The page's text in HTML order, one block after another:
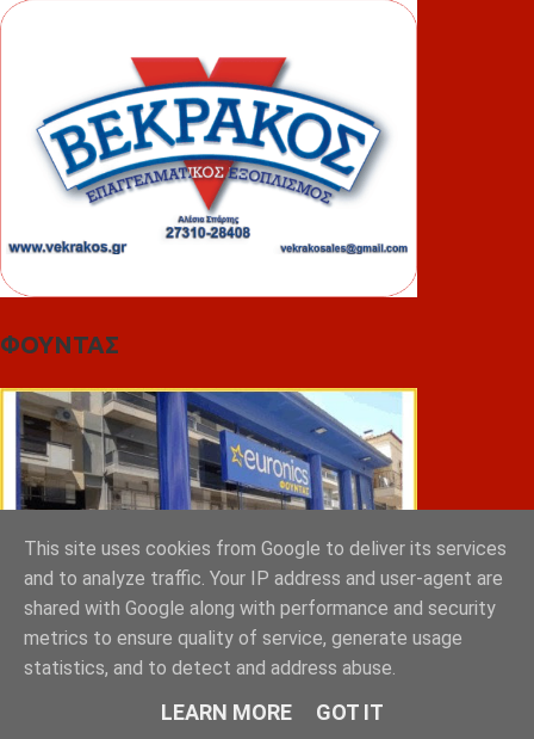
ΦΟΥΝΤΑΣ
This site uses cookies from Google to deliver its services
and to analyze traffic. Your IP address and user-agent are
shared with Google along with performance and security
metrics to ensure quality of service, generate usage
statistics, and to detect and address abuse.
LEARN MORE GOT IT